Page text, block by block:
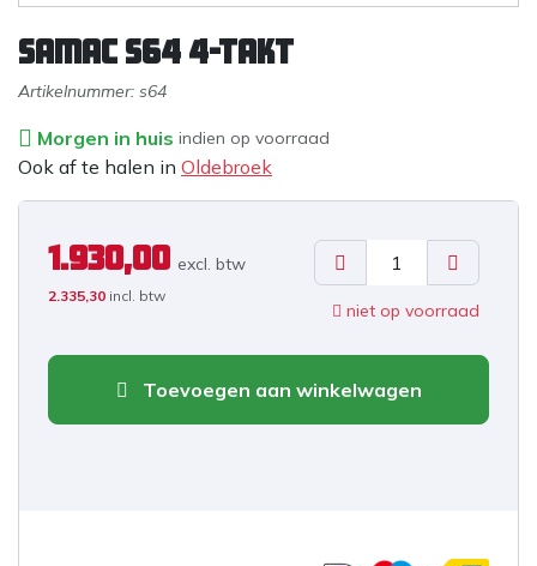
Samac S64 4-takt
Artikelnummer: s64
Morgen in huis indien op voorraad
Ook af te halen in Oldebroek
1.930,00 excl. btw
2.335,30 incl. btw
niet op voorraad
Toevoegen aan winkelwagen